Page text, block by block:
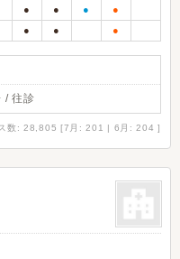
● ● ● ●
● ● ●
/ 往診
数: 28,805 [7月: 201 | 6月: 204 ]